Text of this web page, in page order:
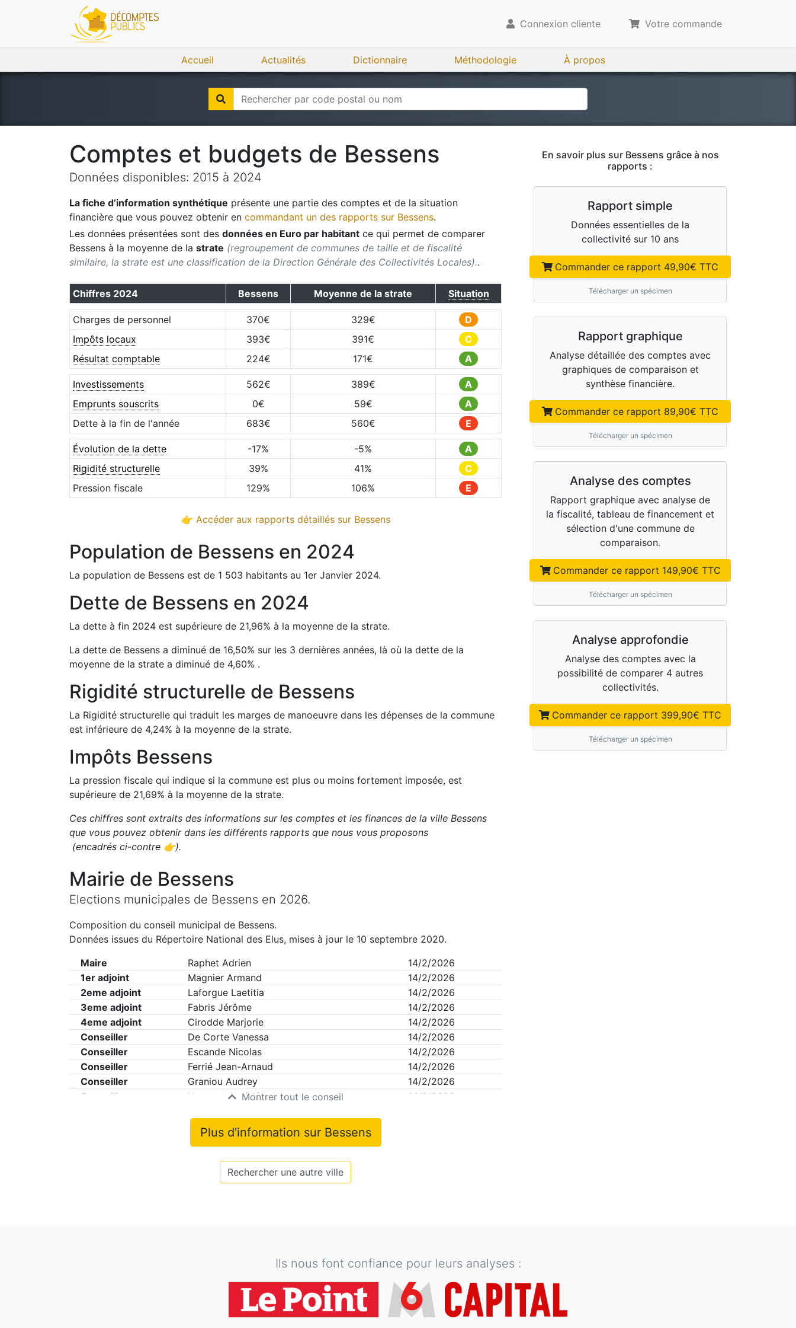
Connexion cliente Votre commande
Accueil Actualités Dictionnaire Méthodologie À propos
Comptes et budgets de Bessens
Données disponibles: 2015 à 2024
La fiche d’information synthétique présente une partie des comptes et de la situation
financière que vous pouvez obtenir en commandant un des rapports sur Bessens.
Les données présentées sont des données en Euro par habitant ce qui permet de comparer
Bessens à la moyenne de la strate (regroupement de communes de taille et de fiscalité
similaire, la strate est une classification de la Direction Générale des Collectivités Locales)..
Chiffres 2024 Bessens Moyenne de la strate Situation
Charges de personnel 370€ 329€
D
Impôts locaux
393€ 391€
C
Résultat comptable
224€ 171€ A
Investissements 562€ 389€
A
Emprunts souscrits
0€ 59€
A
Dette à la fin de l'année
683€ 560€ E
Évolution de la dette -17% -5%
A
Rigidité structurelle
39% 41%
C
Pression fiscale
129% 106% E
👉 Accéder aux rapports détaillés sur Bessens
Population de Bessens en 2024
La population de Bessens est de 1 503 habitants au 1er Janvier 2024.
Dette de Bessens en 2024
La dette à fin 2024 est supérieure de 21,96% à la moyenne de la strate.
La dette de Bessens a diminué de 16,50% sur les 3 dernières années, là où la dette de la
moyenne de la strate a diminué de 4,60% .
Rigidité structurelle de Bessens
La Rigidité structurelle qui traduit les marges de manoeuvre dans les dépenses de la commune
est inférieure de 4,24% à la moyenne de la strate.
Impôts Bessens
La pression fiscale qui indique si la commune est plus ou moins fortement imposée, est
supérieure de 21,69% à la moyenne de la strate.
Ces chiffres sont extraits des informations sur les comptes et les finances de la ville Bessens
que vous pouvez obtenir dans les différents rapports que nous vous proposons
(encadrés ci-contre 👉).
Mairie de Bessens
Elections municipales de Bessens en 2026.
Composition du conseil municipal de Bessens.
Données issues du Répertoire National des Elus, mises à jour le 10 septembre 2020.
Maire
Raphet Adrien
14/2/2026
1er adjoint
Magnier Armand
14/2/2026
2eme adjoint
Laforgue Laetitia
14/2/2026
3eme adjoint
Fabris Jérôme
14/2/2026
4eme adjoint
Cirodde Marjorie
14/2/2026
Conseiller
De Corte Vanessa
14/2/2026
Conseiller
Escande Nicolas
14/2/2026
Conseiller
Ferrié Jean-Arnaud
14/2/2026
Conseiller
Graniou Audrey
14/2/2026
Conseiller
Huganet Amédée 14/2/2026
Montrer tout le conseil
Plus d'information sur Bessens
Rechercher une autre ville
En savoir plus sur Bessens grâce à nos
rapports :
Rapport simple
Données essentielles de la
collectivité sur 10 ans
Commander ce rapport 49,90€ TTC
Télécharger un spécimen
Rapport graphique
Analyse détaillée des comptes avec
graphiques de comparaison et
synthèse financière.
Commander ce rapport 89,90€ TTC
Télécharger un spécimen
Analyse des comptes
Rapport graphique avec analyse de
la fiscalité, tableau de financement et
sélection d'une commune de
comparaison.
Commander ce rapport 149,90€ TTC
Télécharger un spécimen
Analyse approfondie
Analyse des comptes avec la
possibilité de comparer 4 autres
collectivités.
Commander ce rapport 399,90€ TTC
Télécharger un spécimen
Ils nous font confiance pour leurs analyses :